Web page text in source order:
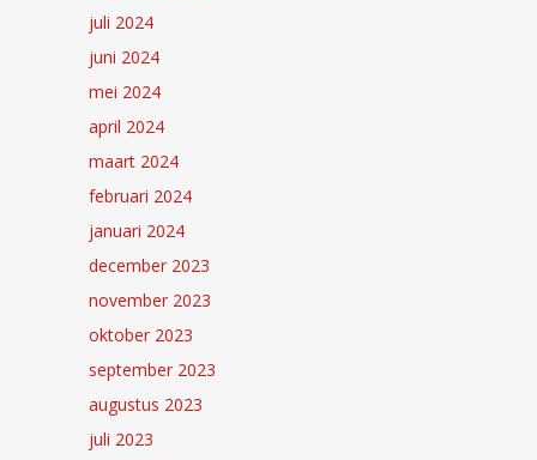
juli 2024
juni 2024
mei 2024
april 2024
maart 2024
februari 2024
januari 2024
december 2023
november 2023
oktober 2023
september 2023
augustus 2023
juli 2023